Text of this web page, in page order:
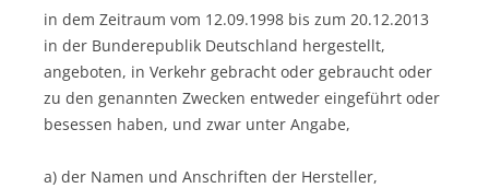
in dem Zeitraum vom 12.09.1998 bis zum 20.12.2013
in der Bunderepublik Deutschland hergestellt,
angeboten, in Verkehr gebracht oder gebraucht oder
zu den genannten Zwecken entweder eingeführt oder
besessen haben, und zwar unter Angabe,
a) der Namen und Anschriften der Hersteller,